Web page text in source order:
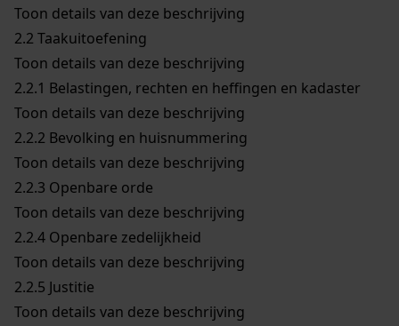
Toon details van deze beschrijving
2.2 Taakuitoefening
Toon details van deze beschrijving
2.2.1 Belastingen, rechten en heffingen en kadaster
Toon details van deze beschrijving
2.2.2 Bevolking en huisnummering
Toon details van deze beschrijving
2.2.3 Openbare orde
Toon details van deze beschrijving
2.2.4 Openbare zedelijkheid
Toon details van deze beschrijving
2.2.5 Justitie
Toon details van deze beschrijving